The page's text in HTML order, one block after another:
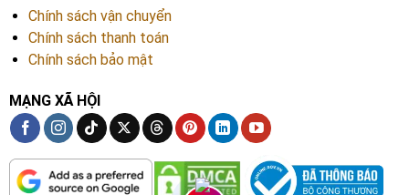
Chính sách vận chuyển
Chính sách thanh toán
Chính sách bảo mật
MẠNG XÃ HỘI